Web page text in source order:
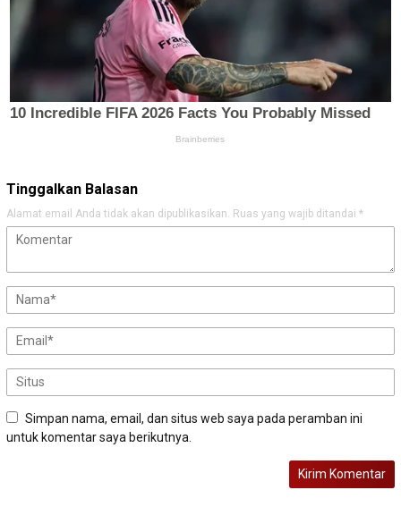
Tinggalkan Balasan
Alamat email Anda tidak akan dipublikasikan. Ruas yang wajib ditandai *
Simpan nama, email, dan situs web saya pada peramban ini
untuk komentar saya berikutnya.